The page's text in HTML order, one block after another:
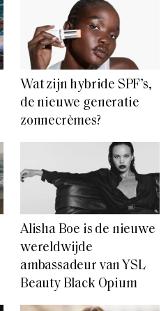
Wat zijn hybride SPF’s,
de nieuwe generatie
zonnecrèmes?
Alisha Boe is de nieuwe
wereldwijde
ambassadeur van YSL
Beauty Black Opium